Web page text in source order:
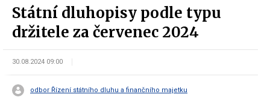
Státní dluhopisy podle typu
držitele za červenec 2024
30.08.2024 09:00
odbor Řízení státního dluhu a finančního majetku